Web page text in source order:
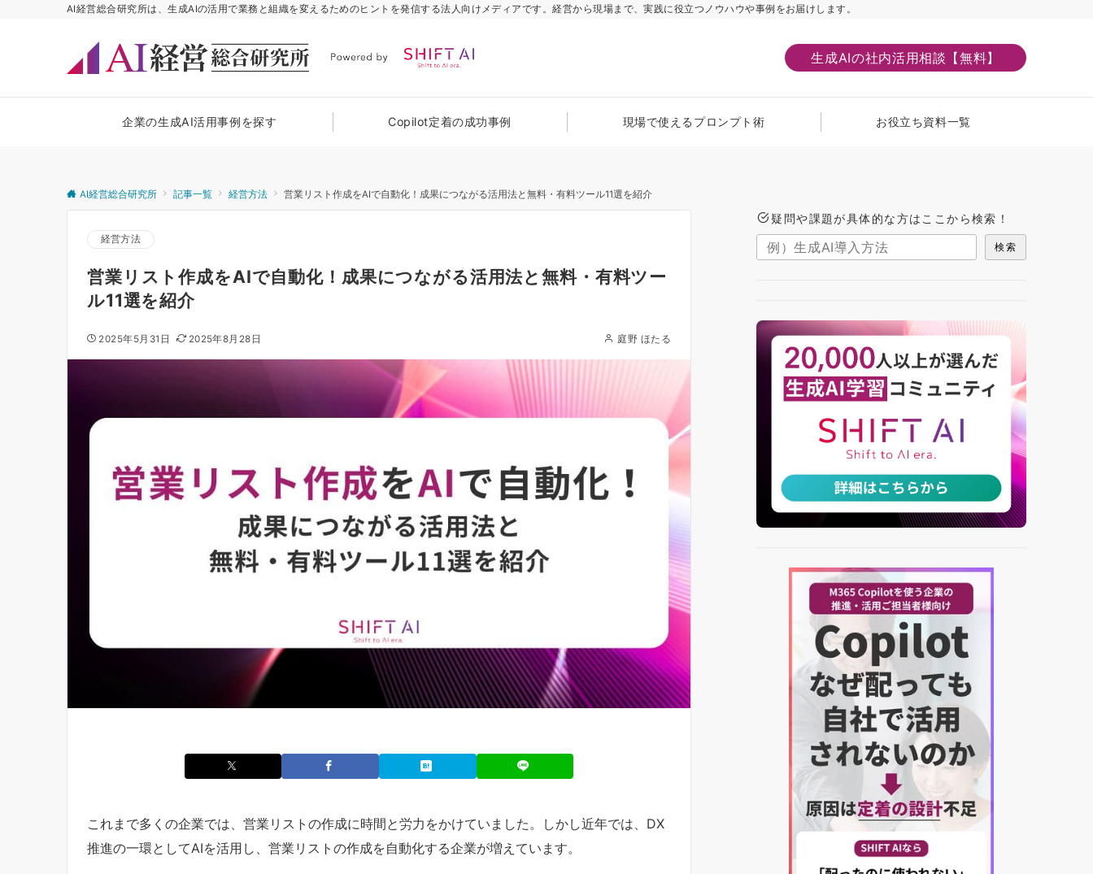
AI経営総合研究所は、生成AIの活用で業務と組織を変えるためのヒントを発信する法人向けメディアです。経営から現場まで、実践に役立つノウハウや事例をお届けします。
生成AIの社内活用相談【無料】
企業の生成AI活用事例を探す Copilot定着の成功事例 現場で使えるプロンプト術 お役立ち資料一覧
AI経営総合研究所 記事一覧 経営方法 営業リスト作成をAIで自動化！成果につながる活用法と無料・有料ツール11選を紹介
経営方法
営業リスト作成をAIで自動化！成果につながる活用法と無料・有料ツー
ル11選を紹介
2025年5月31日 2025年8月28日 庭野 ほたる
これまで多くの企業では、営業リストの作成に時間と労力をかけていました。しかし近年では、DX
推進の一環としてAIを活用し、営業リストの作成を自動化する企業が増えています。
疑問や課題が具体的な方はここから検索！
検索